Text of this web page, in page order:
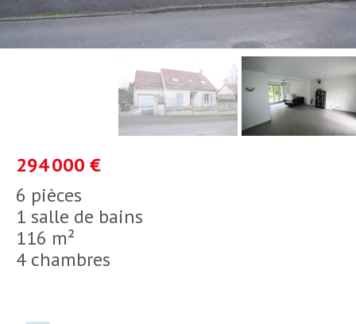
6 pièces
1 salle de bains
116 m²
4 chambres
294 000 €